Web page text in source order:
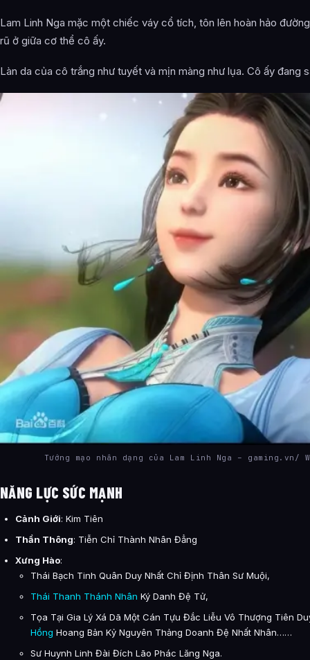
Lam Linh Nga mặc một chiếc váy cổ tích, tôn lên hoàn hảo
rũ ở giữa cơ thể cô ấy.
Làn da của cô trắng như tuyết và mịn màng như lụa. Cô ấy đang
Tướng mạo nhân dạng của Lam Linh Nga – gaming.vn/
NĂNG LỰC SỨC MẠNH
Cảnh Giới: Kim Tiên
Thần Thông: Tiễn Chỉ Thành Nhân Đẳng
Xưng Hào:
Thái Bạch Tinh Quân Duy Nhất Chỉ Định Thân Sư Muội,
Thái Thanh Thánh Nhân Ký Danh Đệ Tử,
Tọa Tại Gia Lý Xá Dã Một Cán Tựu Đắc Liễu Vô Thượng Tiên
Hồng Hoang Bản Kỷ Nguyên Thảng Doanh Đệ Nhất Nhân……
Sư Huynh Linh Đài Đích Lão Phác Lăng Nga.